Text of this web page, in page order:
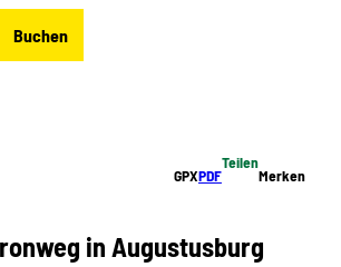
Buchen
GPXPDF
Teilen
Merken
in Augustusburg